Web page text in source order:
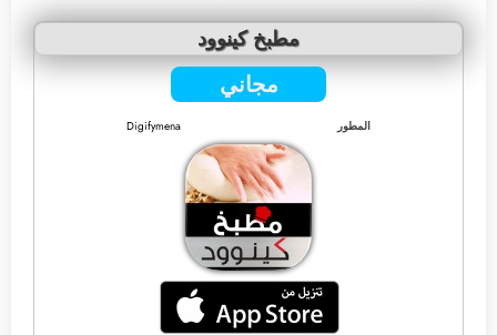
مطبخ كينوود
مجاني
المطور Digifymena